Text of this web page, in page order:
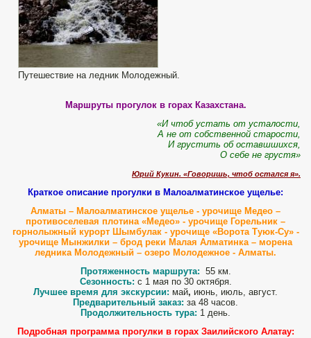
Путешествие на ледник Молодежный.
Маршруты прогулок в горах Казахстана.
«И чтоб устать от усталости,
А не от собственной старости,
И грустить об оставшшихся,
О себе не грустя»
Юрий Кукин. «Говоришь, чтоб остался я».
Краткое описание прогулки в Малоалматинское ущелье:
Алматы – Малоалматинское ущелье - урочище Медео –
противоселевая плотина «Медео» - урочище Горельник –
горнолыжный курорт Шымбулак - урочище «Ворота Туюк-Су» -
урочище Мынжилки – брод реки Малая Алматинка – морена
ледника Молодежный – озеро Молодежное - Алматы.
Протяженность маршрута: 55 км.
Сезонность: с 1 мая по 30 октября.
Лучшее время для экскурсии: май, июнь, июль, август.
Предварительный заказ: за 48 часов.
Продолжительность тура: 1 день.
Подробная программа прогулки в горах Заилийского Алатау: